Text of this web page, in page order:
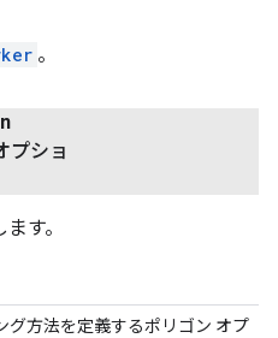
。
プショ
す。
グ方法を定義するポリゴン オプ